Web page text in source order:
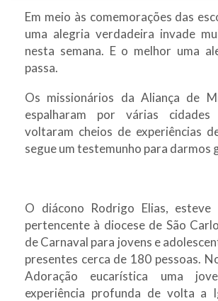
Em meio às comemorações das
uma alegria verdadeira invade
nesta semana. E o melhor uma
passa.
Os missionários da Aliança de
espalharam por várias
voltaram cheios de experiências
segue um testemunho para darmos
O diácono Rodrigo Elias, esteve
pertencente à diocese de São
de Carnaval para jovens e
presentes cerca de 180 pessoas.
Adoração eucarística uma
experiência profunda de volta a